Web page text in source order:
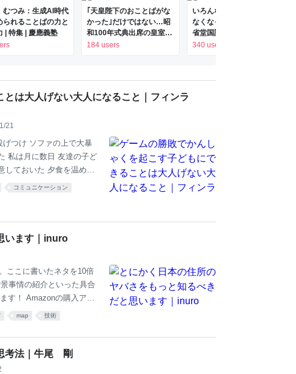
つみ：生成AI時代
られることばの力と
| 特集 | 慶應義塾
｢天皇陛下のおことばがな
かった｣だけではない…昭
和100年式典出席の皇室研
究家が見た｢高市首相の非
184 users
いろんな理由で辞書に載ら
なくなった言葉たち～「三
省堂国語辞典から消えたこ
とば辞典」
340 users
は大人げない大人になること｜フィンラ
21
つけ ソファの上で大暴
私は月に数日 友達の子ど
ておいた 夕食を温めて
ている 最初はおもちゃや
子どもの父親がゲーム好
いたそうだ そこへやっ
」と 目を輝かせている
コミュニケーション
います｜inuro
ここに書いたネタを10倍
事情の紹介といった具合
す！ Amazonの購入アフ
Kindle版： https://a
んてExcelで2時間あれば
位置情報界隈のみならず
総立ちでマサカリを投げ
map 技術
考法｜牛尾 剛